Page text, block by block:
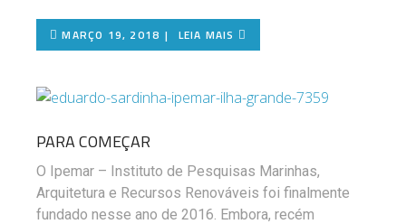
MARÇO 19, 2018 LEIA MAIS
PARA COMEÇAR
O Ipemar – Instituto de Pesquisas Marinhas,
Arquitetura e Recursos Renováveis foi finalmente
fundado nesse ano de 2016. Embora, recém